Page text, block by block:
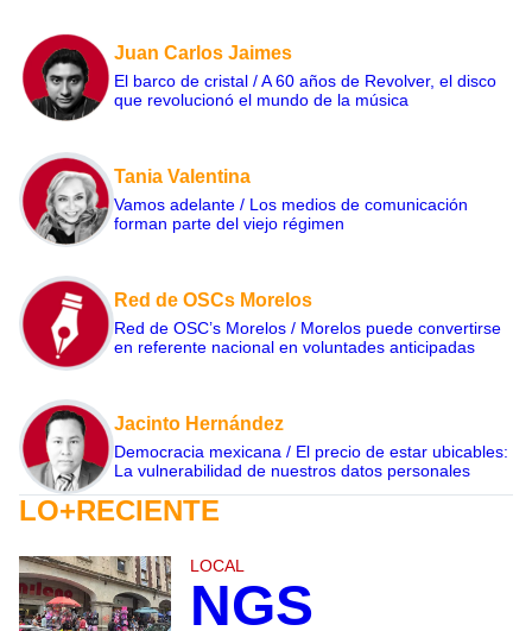
Juan Carlos Jaimes
El barco de cristal / A 60 años de Revolver, el disco
que revolucionó el mundo de la música
Tania Valentina
Vamos adelante / Los medios de comunicación
forman parte del viejo régimen
Red de OSCs Morelos
Red de OSC’s Morelos / Morelos puede convertirse
en referente nacional en voluntades anticipadas
Jacinto Hernández
Democracia mexicana / El precio de estar ubicables:
La vulnerabilidad de nuestros datos personales
LO+RECIENTE
LOCAL
NGS